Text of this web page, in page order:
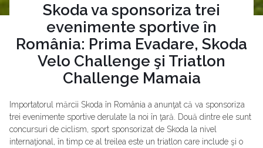
Skoda va sponsoriza trei
evenimente sportive în
România: Prima Evadare, Skoda
Velo Challenge şi Triatlon
Challenge Mamaia
Importatorul mărcii Skoda în România a anunţat că va sponsoriza
trei evenimente sportive derulate la noi în ţară. Două dintre ele sunt
concursuri de ciclism, sport sponsorizat de Skoda la nivel
internaţional, în timp ce al treilea este un triatlon care include şi o